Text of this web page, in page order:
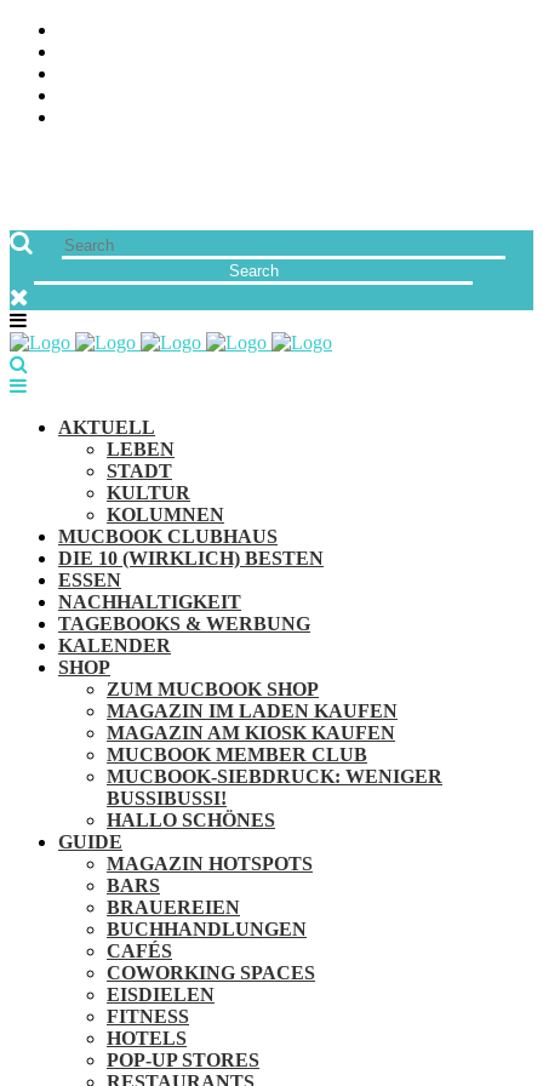
AKTUELL
LEBEN
STADT
KULTUR
KOLUMNEN
MUCBOOK CLUBHAUS
DIE 10 (WIRKLICH) BESTEN
ESSEN
NACHHALTIGKEIT
TAGEBOOKS & WERBUNG
KALENDER
SHOP
ZUM MUCBOOK SHOP
MAGAZIN IM LADEN KAUFEN
MAGAZIN AM KIOSK KAUFEN
MUCBOOK MEMBER CLUB
MUCBOOK-SIEBDRUCK: WENIGER
BUSSIBUSSI!
HALLO SCHÖNES
GUIDE
MAGAZIN HOTSPOTS
BARS
BRAUEREIEN
BUCHHANDLUNGEN
CAFÉS
COWORKING SPACES
EISDIELEN
FITNESS
HOTELS
POP-UP STORES
RESTAURANTS